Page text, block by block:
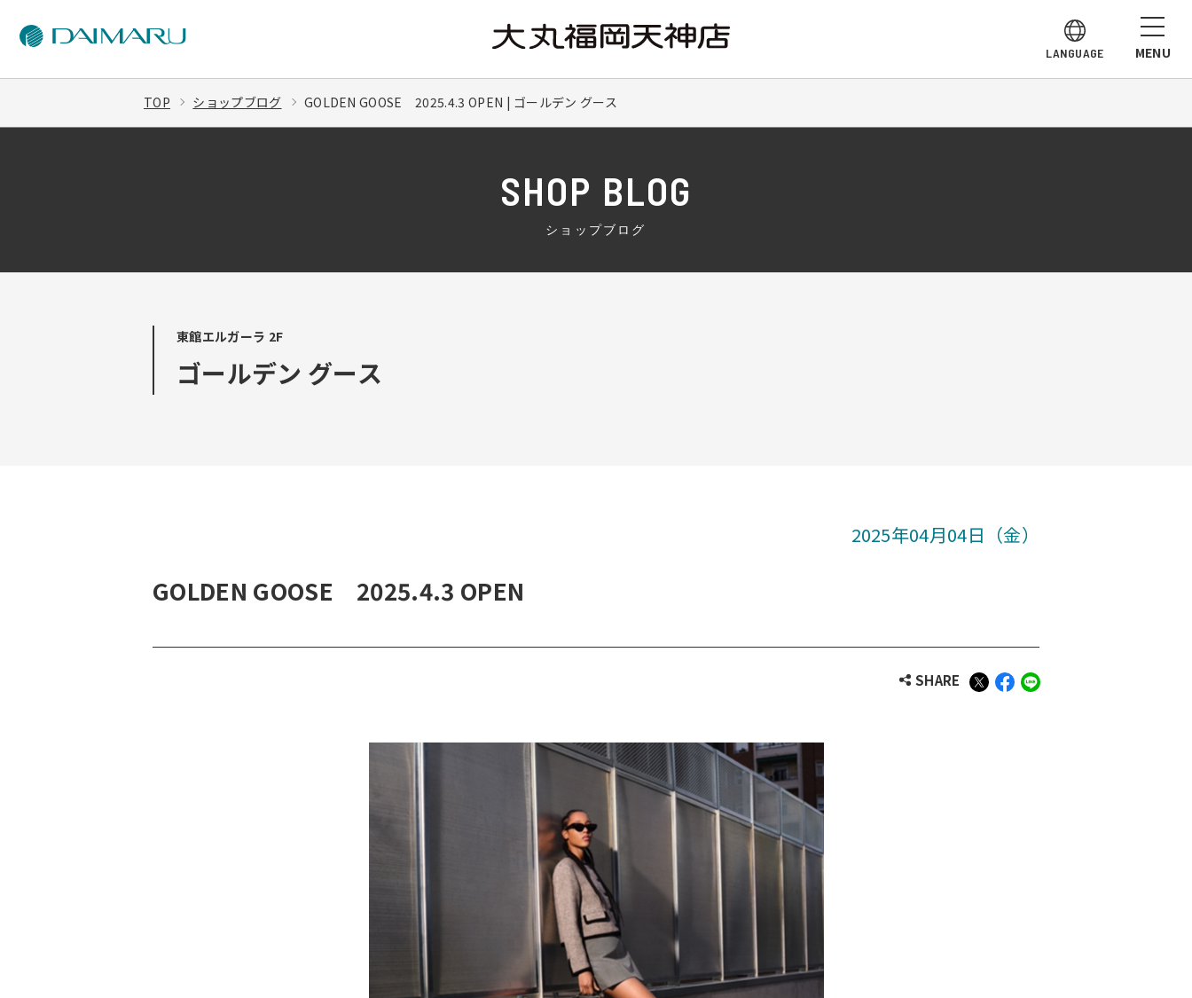
LANGUAGE MENU
TOP ショップブログ GOLDEN GOOSE 2025.4.3 OPEN | ゴールデン グース
SHOP BLOG
ショップブログ
東館エルガーラ 2F
ゴールデン グース
2025年04月04日（金）
GOLDEN GOOSE 2025.4.3 OPEN
SHARE